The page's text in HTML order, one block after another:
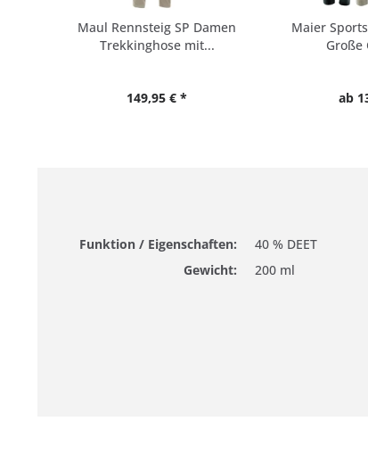
Maul Rennsteig SP Damen
Trekkinghose mit...
149,95 € *
Maier
Große
ab
Funktion / Eigenschaften:
40 % DEET
Gewicht:
200 ml